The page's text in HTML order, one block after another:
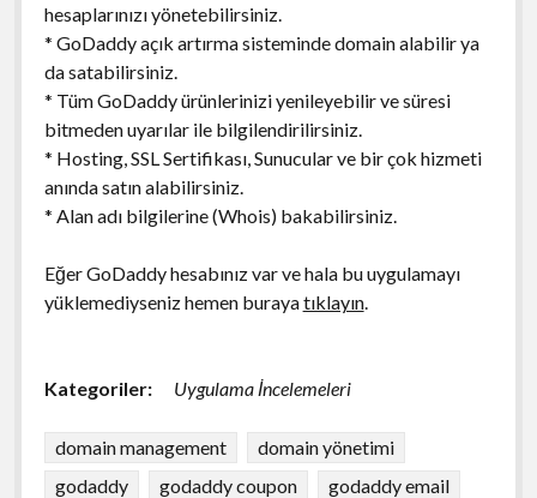
hesaplarınızı yönetebilirsiniz.
* GoDaddy açık artırma sisteminde domain alabilir ya
da satabilirsiniz.
* Tüm GoDaddy ürünlerinizi yenileyebilir ve süresi
bitmeden uyarılar ile bilgilendirilirsiniz.
* Hosting, SSL Sertifikası, Sunucular ve bir çok hizmeti
anında satın alabilirsiniz.
* Alan adı bilgilerine (Whois) bakabilirsiniz.
Eğer GoDaddy hesabınız var ve hala bu uygulamayı
yüklemediyseniz hemen burayatıklayın.
Kategoriler: Uygulama İncelemeleri
domain management
domain yönetimi
godaddy
godaddy coupon
godaddy email